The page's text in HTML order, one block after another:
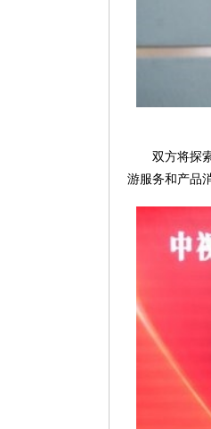
双方将探
游服务和产品